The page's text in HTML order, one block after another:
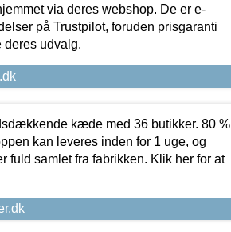
via deres webshop. De er e-
på Trustpilot, foruden prisgaranti
deres udvalg.
kæde med 36 butikker. 80 %
kan leveres inden for 1 uge, og
fuld samlet fra fabrikken. Klik her for at